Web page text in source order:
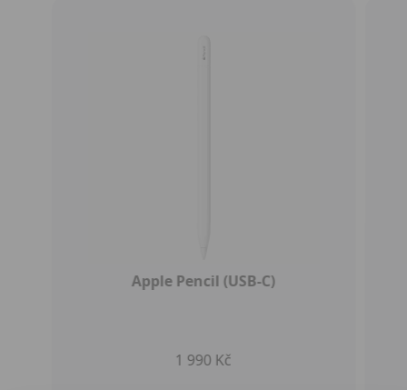
Apple Pencil (USB-C)
1 990 Kč